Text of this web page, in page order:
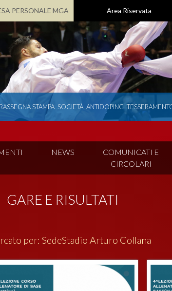
PERSONALE MGA Area Riservata
RASSEGNA STAMPA SOCIETÀ ANTIDOPING
NEWS
COMUNICATI E
CIRCOLARI
GARE E RISULTATI
per: SedeStadio Arturo Collana